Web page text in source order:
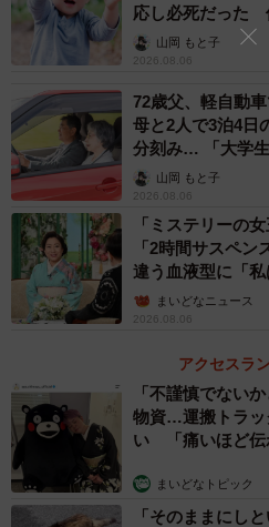
応し必死だった
出し…山岡 もと子
2026.08.06
72歳父、軽自動
母と2人で3泊4
分刻み… 「大学生
山岡 もと子
2026.08.06
「ミステリーの
「2時間サスペ
違う血液型に「
屋】まいどなニュース
2026.08.06
アクセスラ
「不謹慎でない
物資…運搬トラッ
い 「痛いほど伝
まいどなトピック
「そのままにし